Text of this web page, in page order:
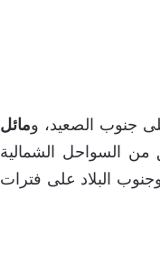
جنوب الصعيد، ومائل
السواحل الشمالية
البلاد على فترات